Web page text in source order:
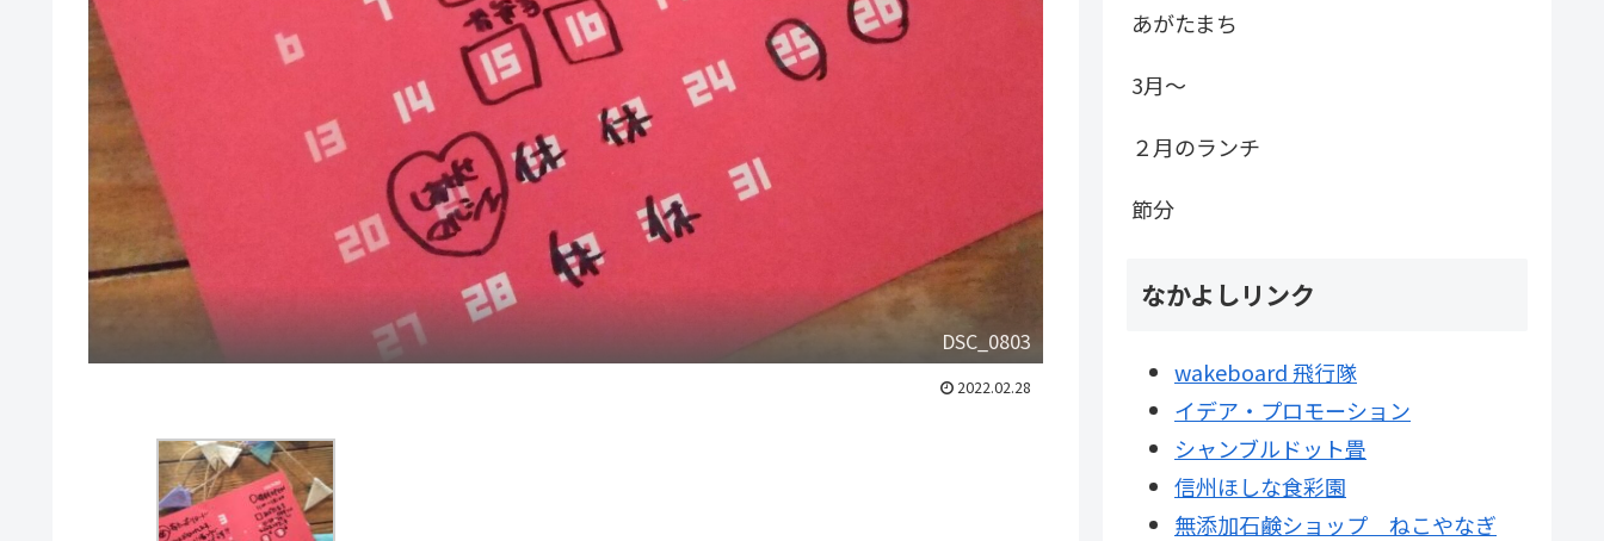
DSC_0803
2022.02.28
あがたまち
3月～
２月のランチ
節分
なかよしリンク
wakeboard 飛行隊
イデア・プロモーション
シャンブルドット畳
信州ほしな食彩園
無添加石鹸ショップ ねこやなぎ